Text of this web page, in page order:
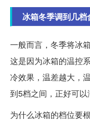
冰箱冬季调到几档
一般而言，冬季将冰
这是因为冰箱的温控
冷效果，温差越大，
到5档之间，正好可以
为什么冰箱的档位要